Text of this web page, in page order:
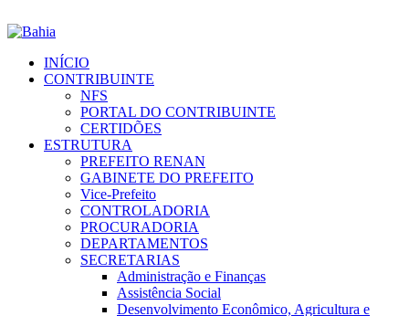
INÍCIO
CONTRIBUINTE
NFS
PORTAL DO CONTRIBUINTE
CERTIDÕES
ESTRUTURA
PREFEITO RENAN
GABINETE DO PREFEITO
Vice-Prefeito
CONTROLADORIA
PROCURADORIA
DEPARTAMENTOS
SECRETARIAS
Administração e Finanças
Assistência Social
Desenvolvimento Econômico, Agricultura e